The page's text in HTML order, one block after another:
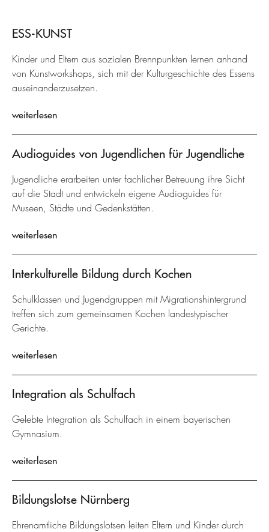
ESS-KUNST
Kinder und Eltern aus sozialen Brennpunkten lernen anhand
von Kunstworkshops, sich mit der Kulturgeschichte des Essens
auseinanderzusetzen.
weiterlesen
Audioguides von Jugendlichen für Jugendliche
Jugendliche erarbeiten unter fachlicher Betreuung ihre Sicht
auf die Stadt und entwickeln eigene Audioguides für
Museen, Städte und Gedenkstätten.
weiterlesen
Interkulturelle Bildung durch Kochen
Schulklassen und Jugendgruppen mit Migrationshintergrund
treffen sich zum gemeinsamen Kochen landestypischer
Gerichte.
weiterlesen
Integration als Schulfach
Gelebte Integration als Schulfach in einem bayerischen
Gymnasium.
weiterlesen
Bildungslotse Nürnberg
Ehrenamtliche Bildungslotsen leiten Eltern und Kinder durch